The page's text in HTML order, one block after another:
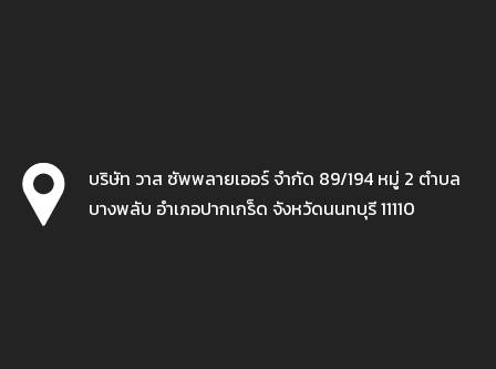
บริษัท วาส ซัพพลายเออร์ จำกัด 89/194 หมู่ 2 ตำบล
บางพลับ อำเภอปากเกร็ด จังหวัดนนทบุรี 11110